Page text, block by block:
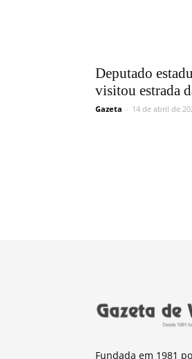
Deputado
visitou estrada
Gazeta - 14 de abril de
Fundada em 1981